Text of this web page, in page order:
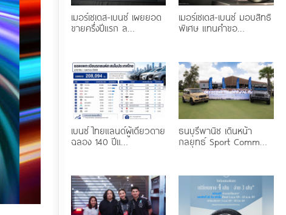
เมอร์เซเดส-เบนซ์ เผยยอด
ขายครึ่งปีแรก ล…
เมอร์เซเดส-เบนซ์ มอบสิทธิ
พิเศษ แทนคำขอ…
เบนซ์ ไทยแลนด์ผู้เดียวดาย
ฉลอง 140 ปีแ…
ธนบุรีพานิช เดินหน้า
กลยุทธ์ Sport Comm…